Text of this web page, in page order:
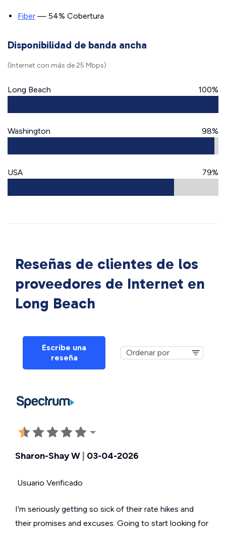
Fiber — 54% Cobertura
Disponibilidad de banda ancha
(Internet con más de 25 Mbps)
Long Beach 100%
Washington 98%
USA 79%
Reseñas de clientes de los
proveedores de Internet en
Long Beach
Escribe una
reseña
Sharon-Shay W 03-04-2026
Usuario Verificado
I'm seriously getting so sick of their rate hikes and
their promises and excuses. Going to start looking for